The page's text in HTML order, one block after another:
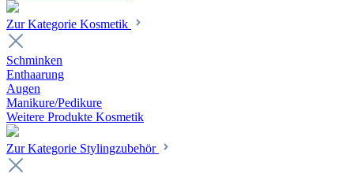
Zur Kategorie Kosmetik
Schminken
Enthaarung
Augen
Manikure/Pedikure
Weitere Produkte Kosmetik
Zur Kategorie Stylingzubehör